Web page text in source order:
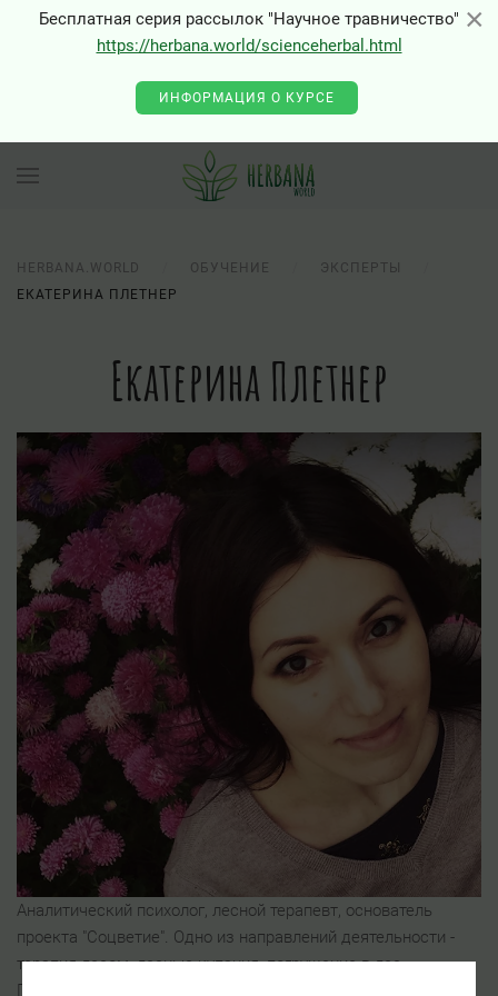
×
Бесплатная серия рассылок "Научное травничество"
https://herbana.world/scienceherbal.html
ИНФОРМАЦИЯ О КУРСЕ
HERBANA.WORLD ОБУЧЕНИЕ
ЭКСПЕРТЫ
ЕКАТЕРИНА ПЛЕТНЕР
Екатерина Плетнер
Аналитический психолог, лесной терапевт, основатель
проекта "Соцветие". Одно из направлений деятельности -
терапия лесом, лесные купания, погружение в лес.
Практика оздоровления в лесном пространстве Синрин
×